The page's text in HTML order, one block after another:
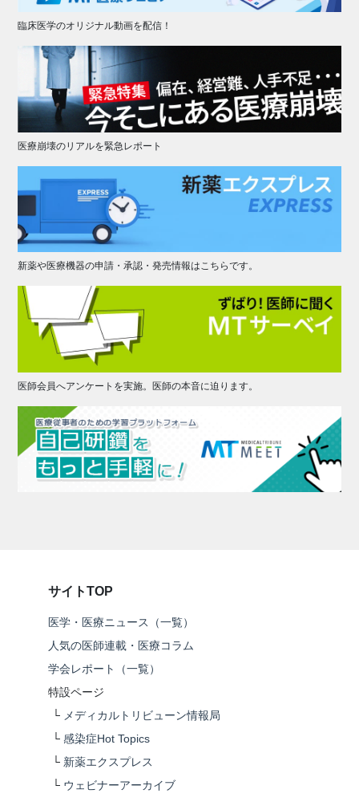
臨床医学のオリジナル動画を配信！
医療崩壊のリアルを緊急レポート
新薬や医療機器の申請・承認・発売情報はこちらです。
医師会員へアンケートを実施。医師の本音に迫ります。
サイトTOP
医学・医療ニュース（一覧）
人気の医師連載・医療コラム
学会レポート（一覧）
特設ページ
└ メディカルトリビューン情報局
└ 感染症Hot Topics
└ 新薬エクスプレス
└ ウェビナーアーカイブ